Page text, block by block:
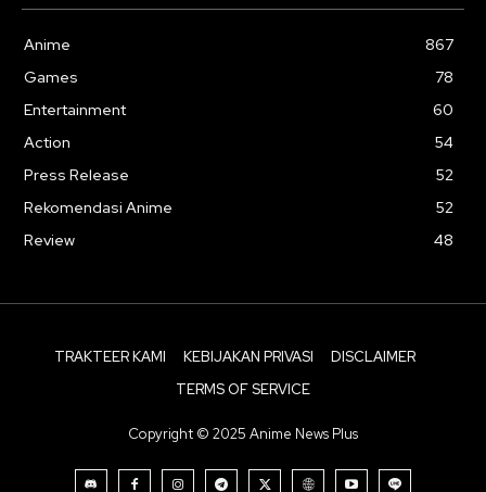
Anime
867
Games
78
Entertainment
60
Action
54
Press Release
52
Rekomendasi Anime
52
Review
48
TRAKTEER KAMI KEBIJAKAN PRIVASI
DISCLAIMER
TERMS OF SERVICE
Copyright © 2025 Anime News Plus